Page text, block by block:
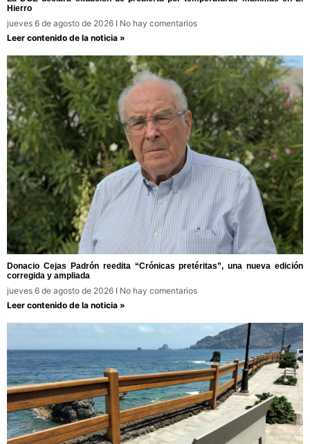
Hierro
jueves 6 de agosto de 2026
No hay comentarios
Leer contenido de la noticia »
Donacio Cejas Padrón reedita “Crónicas pretéritas”, una nueva edición
corregida y ampliada
jueves 6 de agosto de 2026
No hay comentarios
Leer contenido de la noticia »